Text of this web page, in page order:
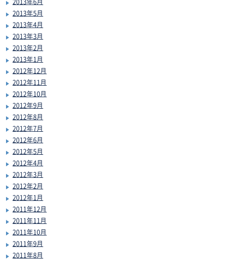
2013年5月
2013年4月
2013年3月
2013年2月
2013年1月
2012年12月
2012年11月
2012年10月
2012年9月
2012年8月
2012年7月
2012年6月
2012年5月
2012年4月
2012年3月
2012年2月
2012年1月
2011年12月
2011年11月
2011年10月
2011年9月
2011年8月